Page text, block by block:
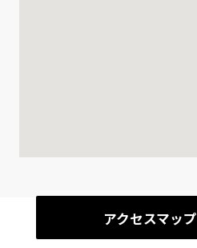
アクセスマップ